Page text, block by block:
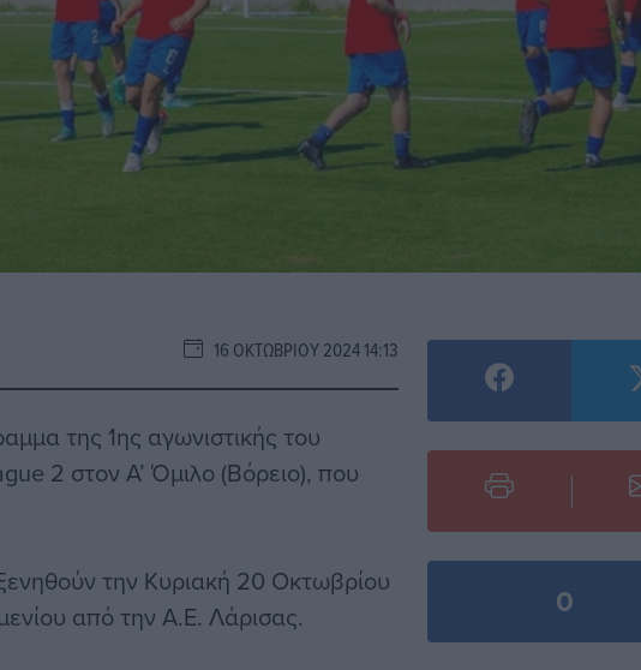
16 ΟΚΤΩΒΡΊΟΥ 2024 14:13
της 1ης αγωνιστικής του
2 στον Α’ Όμιλο (Βόρειο), που
την Κυριακή 20 Οκτωβρίου
από την Α.Ε. Λάρισας.
0